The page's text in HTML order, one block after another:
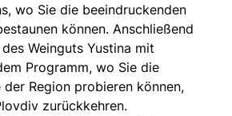
wo Sie die beeindruckenden
können. Anschließend
Weinguts Yustina mit
Programm, wo Sie die
der Region probieren können,
zurückkehren.